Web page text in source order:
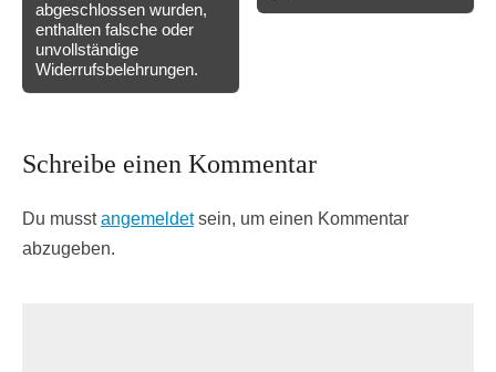
abgeschlossen wurden,
enthalten falsche oder
unvollständige
Widerrufsbelehrungen.
Schreibe einen Kommentar
Du musstangemeldetsein, um einen Kommentar
abzugeben.